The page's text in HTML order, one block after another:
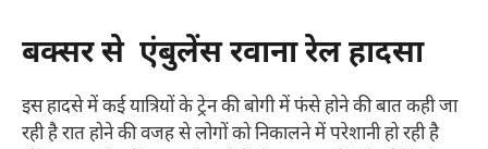
बक्सर से एंबुलेंस रवाना रेल हादसा
इस हादसे में कई यात्रियों के ट्रेन की बोगी में फंसे होने की बात कही जा
रही है रात होने की वजह से लोगों को निकालने में परेशानी हो रही है